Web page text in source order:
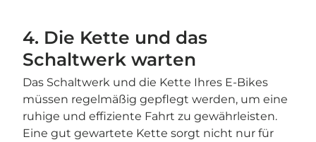
4. Die Kette und das
Schaltwerk warten
Das Schaltwerk und die Kette Ihres E-Bikes
müssen regelmäßig gepflegt werden, um eine
ruhige und effiziente Fahrt zu gewährleisten.
Eine gut gewartete Kette sorgt nicht nur für